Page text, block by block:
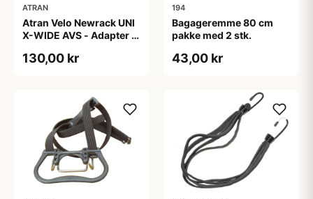
ATRAN
Atran Velo Newrack UNI
X-WIDE AVS - Adapter til
mm - Sort
130,00 kr
194
Bagageremme 80 cm
pakke med 2 stk.
43,00 kr